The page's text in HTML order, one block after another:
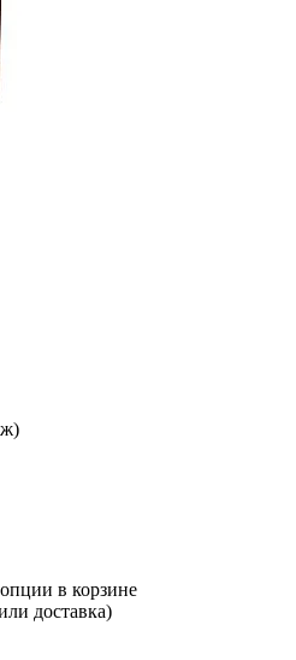
в корзине
доставка)